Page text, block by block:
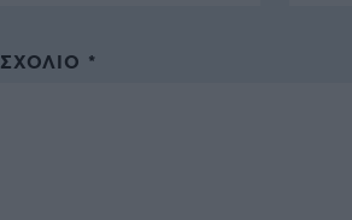
ΣΧΌΛΙΟ *